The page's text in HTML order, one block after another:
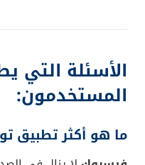
الأسئلة التي
المستخدمون:
ما هو أكثر تطبيق